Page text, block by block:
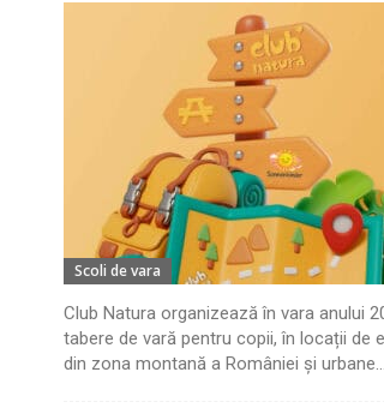
Scoli de vara
Club Natura organizează în vara anului
tabere de vară pentru copii, în locații de
din zona montană a României și urbane...